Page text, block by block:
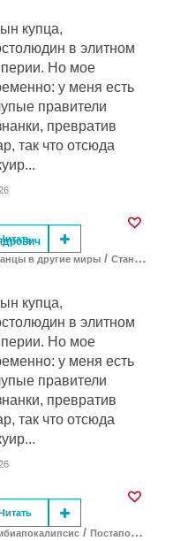
купца,
в элитном
Но мое
у меня есть
правители
превратив
так что отсюда
в другие миры / Становление героя
купца,
в элитном
Но мое
у меня есть
правители
превратив
так что отсюда
/ Постапокалипсис